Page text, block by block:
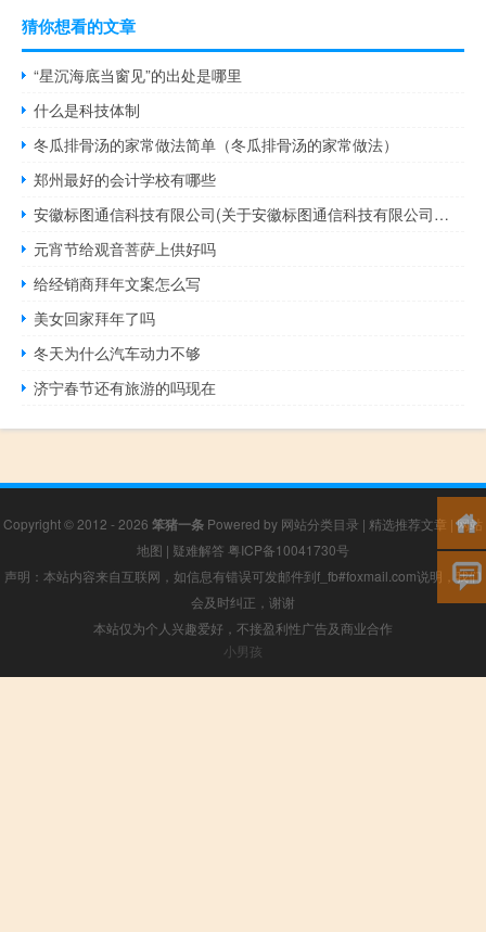
猜你想看的文章
“星沉海底当窗见”的出处是哪里
什么是科技体制
冬瓜排骨汤的家常做法简单（冬瓜排骨汤的家常做法）
郑州最好的会计学校有哪些
安徽标图通信科技有限公司(关于安徽标图通信科技有限公司简述)
元宵节给观音菩萨上供好吗
给经销商拜年文案怎么写
美女回家拜年了吗
冬天为什么汽车动力不够
济宁春节还有旅游的吗现在
Copyright © 2012 - 2026 笨猪一条 Powered by 网站分类目录 | 精选推荐文章 |网站
地图 | 疑难解答 粤ICP备10041730号
声明：本站内容来自互联网，如信息有错误可发邮件到f_fb#foxmail.com说明，我们
会及时纠正，谢谢
本站仅为个人兴趣爱好，不接盈利性广告及商业合作
小男孩